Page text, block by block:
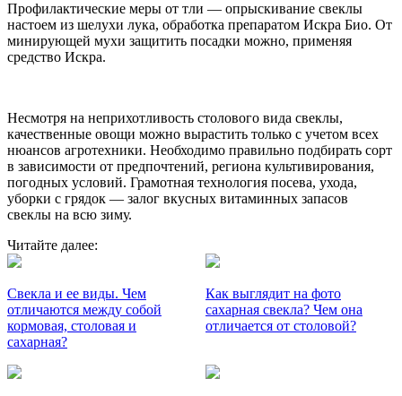
Профилактические меры от тли — опрыскивание свеклы
настоем из шелухи лука, обработка препаратом Искра Био. От
минирующей мухи защитить посадки можно, применяя
средство Искра.
Несмотря на неприхотливость столового вида свеклы,
качественные овощи можно вырастить только с учетом всех
нюансов агротехники. Необходимо правильно подбирать сорт
в зависимости от предпочтений, региона культивирования,
погодных условий. Грамотная технология посева, ухода,
уборки с грядок — залог вкусных витаминных запасов
свеклы на всю зиму.
Читайте далее:
Свекла и ее виды. Чем
отличаются между собой
кормовая, столовая и
сахарная?
Как выглядит на фото
сахарная свекла? Чем она
отличается от столовой?